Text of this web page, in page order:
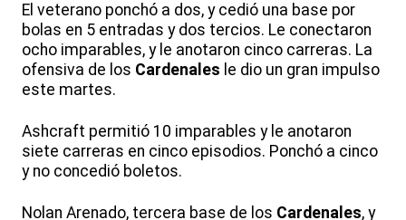
El veterano ponchó a dos, y cedió una base por
bolas en 5 entradas y dos tercios. Le conectaron
ocho imparables, y le anotaron cinco carreras. La
ofensiva de los Cardenales le dio un gran impulso
este martes.
Ashcraft permitió 10 imparables y le anotaron
siete carreras en cinco episodios. Ponchó a cinco
y no concedió boletos.
Nolan Arenado, tercera base de los Cardenales, y